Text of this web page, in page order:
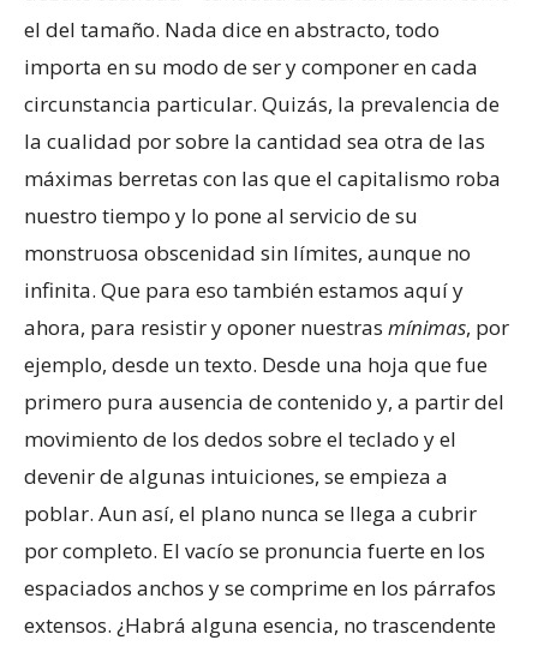
el del tamaño. Nada dice en abstracto, todo
importa en su modo de ser y componer en cada
circunstancia particular. Quizás, la prevalencia de
la cualidad por sobre la cantidad sea otra de las
máximas berretas con las que el capitalismo roba
nuestro tiempo y lo pone al servicio de su
monstruosa obscenidad sin límites, aunque no
infinita. Que para eso también estamos aquí y
ahora, para resistir y oponer nuestras mínimas, por
ejemplo, desde un texto. Desde una hoja que fue
primero pura ausencia de contenido y, a partir del
movimiento de los dedos sobre el teclado y el
devenir de algunas intuiciones, se empieza a
poblar. Aun así, el plano nunca se llega a cubrir
por completo. El vacío se pronuncia fuerte en los
espaciados anchos y se comprime en los párrafos
extensos. ¿Habrá alguna esencia, no trascendente